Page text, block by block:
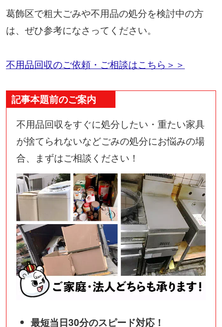
葛飾区で粗大ごみや不用品の処分を検討中の方
は、ぜひ参考になさってください。
不用品回収のご依頼・ご相談はこちら＞＞
記事本題前のご案内
不用品回収をすぐに処分したい・重たい家具
が捨てられないなどごみの処分にお悩みの場
合、まずはご相談ください！
最短当日30分のスピード対応！